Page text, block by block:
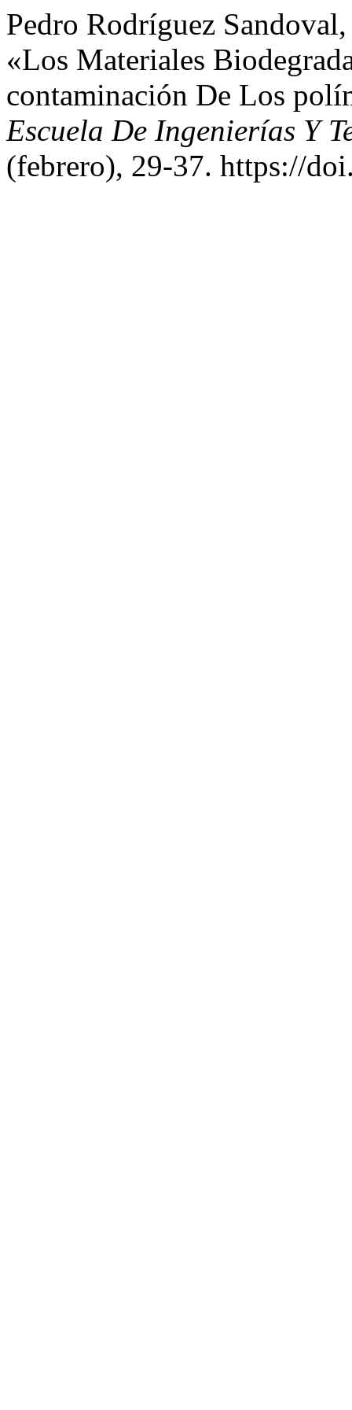
Pedro Rodríguez
«Los Materiales
contaminación De Los
Escuela De Ingenierías Y
(febrero), 29-37. https://